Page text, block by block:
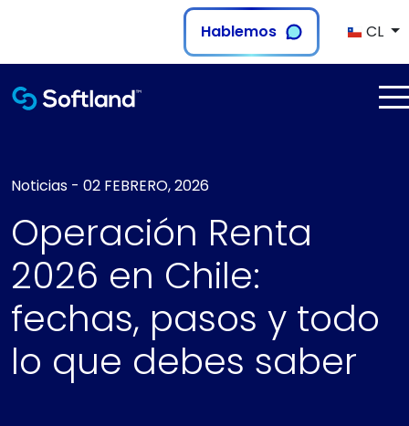
Hablemos CL
Noticias - 02 FEBRERO, 2026
Operación Renta
2026 en Chile:
fechas, pasos y todo
lo que debes saber